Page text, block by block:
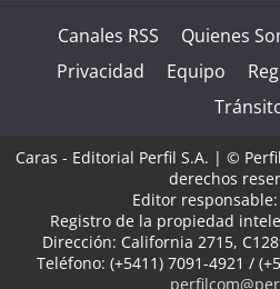
Canales RSS Quienes
Privacidad
Equipo
Caras - Editorial Perfil S.A. | ©
derechos
Editor
Registro de la propiedad
Dirección: California 2715,
Teléfono: (+5411) 7091-4921 /